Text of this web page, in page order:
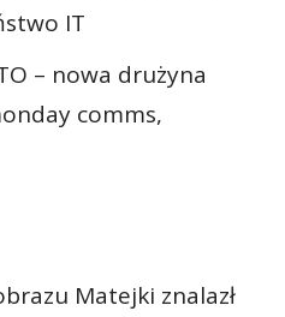
IT
– nowa drużyna
comms,
Matejki znalazł